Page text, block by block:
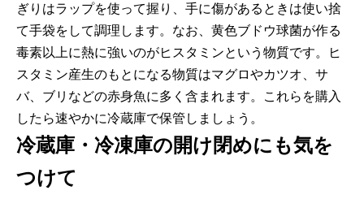
ぎりはラップを使って握り、手に傷があるときは使い捨
て手袋をして調理します。なお、黄色ブドウ球菌が作る
毒素以上に熱に強いのがヒスタミンという物質です。ヒ
スタミン産生のもとになる物質はマグロやカツオ、サ
バ、ブリなどの赤身魚に多く含まれます。これらを購入
したら速やかに冷蔵庫で保管しましょう。
冷蔵庫・冷凍庫の開け閉めにも気を
つけて